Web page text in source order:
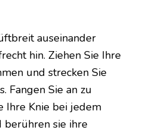
auseinander
hin. Ziehen Sie Ihre
und strecken Sie
Fangen Sie an zu
Ihre Knie bei jedem
berühren sie ihre